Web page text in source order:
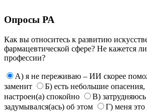
Опросы РА
Как вы относитесь к развитию
фармацевтической сфере? Не кажется
профессии?
А) я не переживаю – ИИ скорее
заменит
Б) есть небольшие
настроен(а) спокойно
В)
задумывался(ась) об этом
Г) меня это